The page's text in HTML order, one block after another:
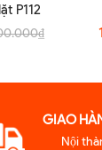
Chậu Treo Rửa Mặt P112
GIAO
Nội